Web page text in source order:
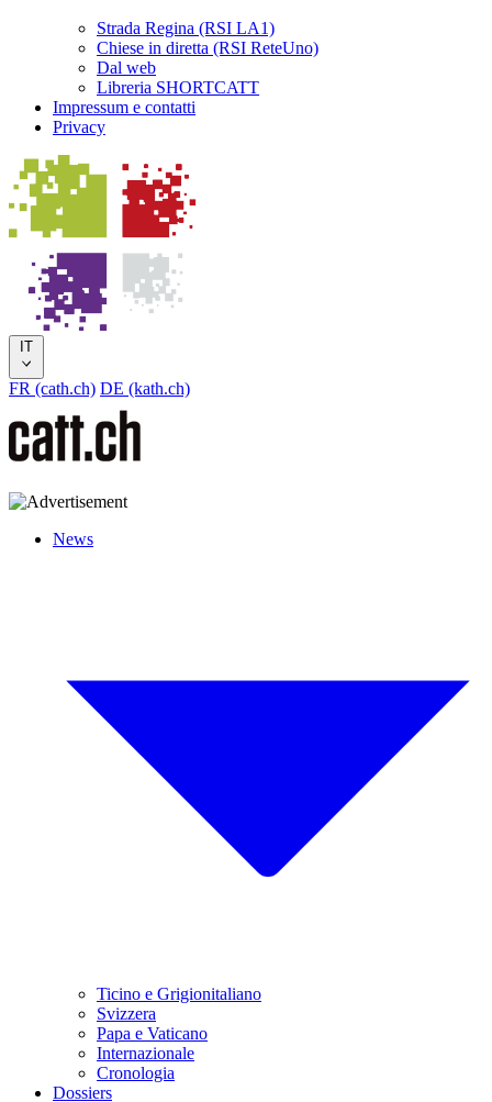
Strada Regina (RSI LA1)
Chiese in diretta (RSI ReteUno)
Dal web
Libreria SHORTCATT
Impressum e contatti
Privacy
IT
FR (cath.ch) DE (kath.ch)
News
Ticino e Grigionitaliano
Svizzera
Papa e Vaticano
Internazionale
Cronologia
Dossiers